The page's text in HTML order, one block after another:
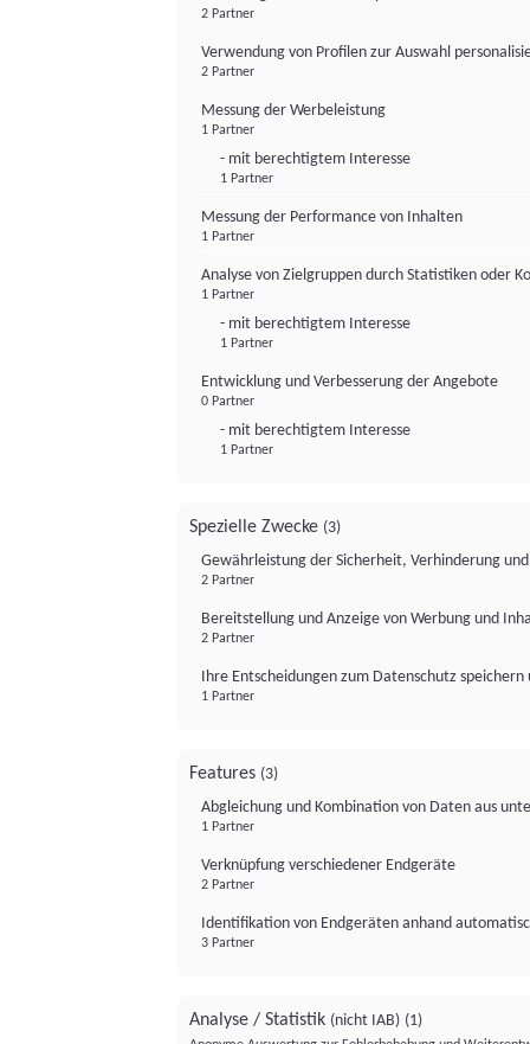
2 Partner
Verwendung von Profilen zur Auswahl
2 Partner
Messung der Werbeleistung
1 Partner
- mit berechtigtem Interesse
1 Partner
Messung der Performance von Inhalten
1 Partner
Analyse von Zielgruppen durch Statistiken oder
1 Partner
- mit berechtigtem Interesse
1 Partner
Entwicklung und Verbesserung der Angebote
0 Partner
- mit berechtigtem Interesse
1 Partner
Spezielle Zwecke (3)
Gewährleistung der Sicherheit, Verhinderung
2 Partner
Bereitstellung und Anzeige von Werbung und
2 Partner
Ihre Entscheidungen zum Datenschutz
1 Partner
Features (3)
Abgleichung und Kombination von Daten aus
1 Partner
Verknüpfung verschiedener Endgeräte
2 Partner
Identifikation von Endgeräten anhand
3 Partner
Analyse / Statistik (nicht IAB) (1)